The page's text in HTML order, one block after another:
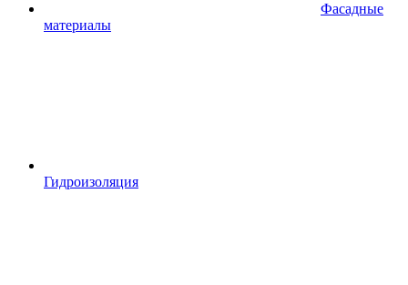
Фасадные
материалы
Гидроизоляция